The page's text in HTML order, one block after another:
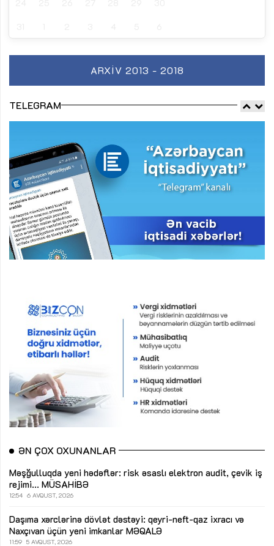
ARXIV 2013 - 2018
TELEGRAM
ƏN ÇOX OXUNANLAR
Məşğulluqda yeni hədəflər: risk əsaslı elektron audit, çevik iş
rejimi... MÜSAHİBƏ
12:54 6 AVQUST, 2026
Daşıma xərclərinə dövlət dəstəyi: qeyri-neft-qaz ixracı və
Naxçıvan üçün yeni imkanlar MƏQALƏ
11:59 5 AVQUST, 2026